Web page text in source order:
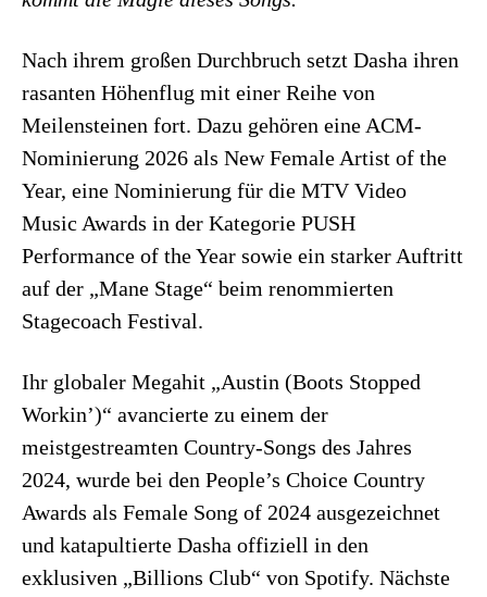
Nach ihrem großen Durchbruch setzt Dasha ihren
rasanten Höhenflug mit einer Reihe von
Meilensteinen fort. Dazu gehören eine ACM-
Nominierung 2026 als New Female Artist of the
Year, eine Nominierung für die MTV Video
Music Awards in der Kategorie PUSH
Performance of the Year sowie ein starker Auftritt
auf der „Mane Stage“ beim renommierten
Stagecoach Festival.
Ihr globaler Megahit „Austin (Boots Stopped
Workin’)“ avancierte zu einem der
meistgestreamten Country-Songs des Jahres
2024, wurde bei den People’s Choice Country
Awards als Female Song of 2024 ausgezeichnet
und katapultierte Dasha offiziell in den
exklusiven „Billions Club“ von Spotify. Nächste